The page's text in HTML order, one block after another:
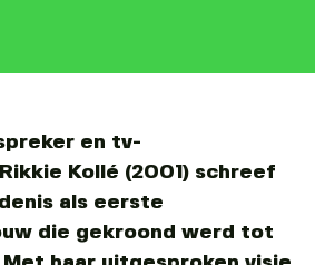
en tv-
Kollé (2001) schreef
als eerste
die gekroond werd tot